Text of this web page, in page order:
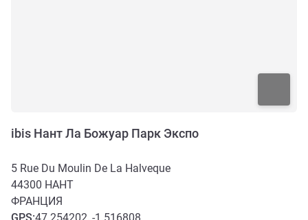
ibis Нант Ла Божуар Парк Экспо
5 Rue Du Moulin De La Halveque
44300 НАНТ
ФРАНЦИЯ